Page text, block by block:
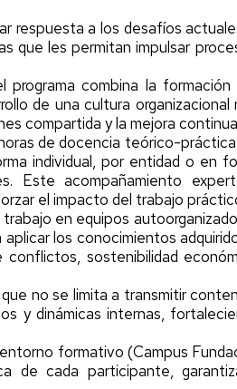
respuesta a los desafíos
que les permitan impulsar
combina la
de una cultura
compartida y la mejora
de docencia teórico-
individual, por entidad o en
Este acompañamiento
el impacto del trabajo
trabajo en equipos
los conocimientos
sostenibilidad
no se limita a transmitir
y dinámicas internas,
formativo (Campus
de cada participante,